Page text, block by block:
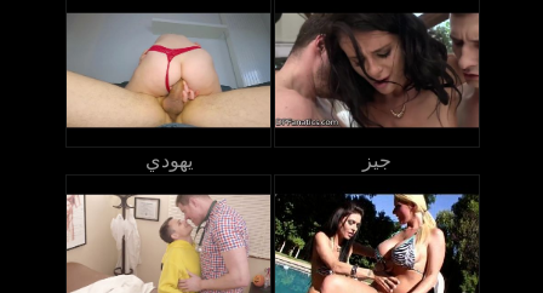
يهودي جيز